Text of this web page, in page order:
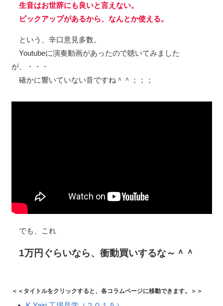
生音はお世辞にも良いと言えない。
ピックアップがあるから、なんとか使える。
という、辛口意見多数。
Youtubeに演奏動画があったので聴いてみました
が、・・・
確かに響いていない音ですね＾＾；；；
でも、これ
1万円ぐらいなら、衝動買いするな～＾＾
＜＜タイトルをクリックすると、各コラムページに移動できます。＞＞